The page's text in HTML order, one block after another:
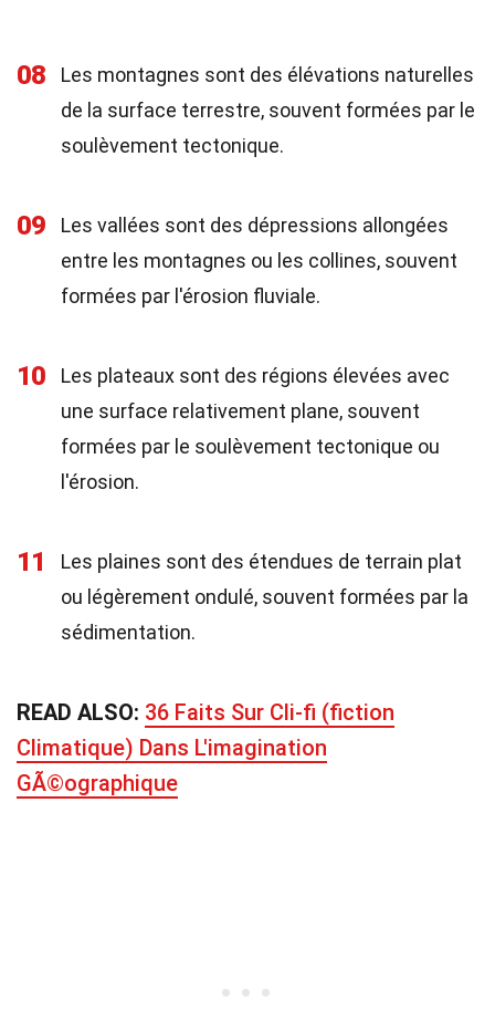
08
Les montagnes sont des élévations naturelles
de la surface terrestre, souvent formées par le
soulèvement tectonique.
09
Les vallées sont des dépressions allongées
entre les montagnes ou les collines, souvent
formées par l'érosion fluviale.
10
Les plateaux sont des régions élevées avec
une surface relativement plane, souvent
formées par le soulèvement tectonique ou
l'érosion.
11
Les plaines sont des étendues de terrain plat
ou légèrement ondulé, souvent formées par la
sédimentation.
READ ALSO: 36 Faits Sur Cli-fi (fiction
Climatique) Dans L'imagination
GÃ©ographique